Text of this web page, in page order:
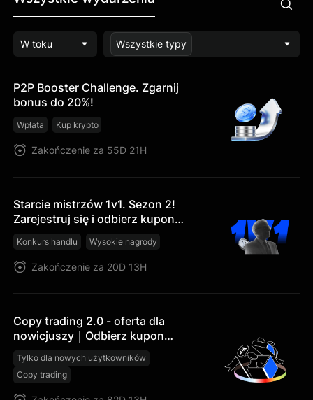
W toku Wszystkie typy
P2P Booster Challenge. Zgarnij
bonus do 20%!
Wpłata Kup krypto
Zakończenie za 55D 21H
Starcie mistrzów 1v1. Sezon 2!
Zarejestruj się i odbierz kupon
Konkurs handlu Wysokie nagrody
Zakończenie za 20D 13H
Copy trading 2.0 - oferta dla
nowicjuszy｜Odbierz kupon
subsydiowany copy trading o
wartości 20 USDT i wypróbuj nowe
funkcje
Tylko dla nowych użytkowników
Copy trading